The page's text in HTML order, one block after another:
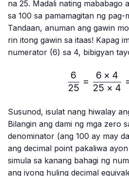
na 25. Madali nating mababago
sa 100 sa pamamagitan ng pag-
Tandaan, anuman ang gawin
rin itong gawin sa itaas! Kapag
numerator (6) sa 4, bibigyan
25
6
=
25 × 4
6 × 4
Susunod, isulat nang hiwalay
Bilangin ang dami ng mga zero
denominator (ang 100 ay may
ang decimal point pakaliwa
simula sa kanang bahagi ng
ang iyong huling decimal